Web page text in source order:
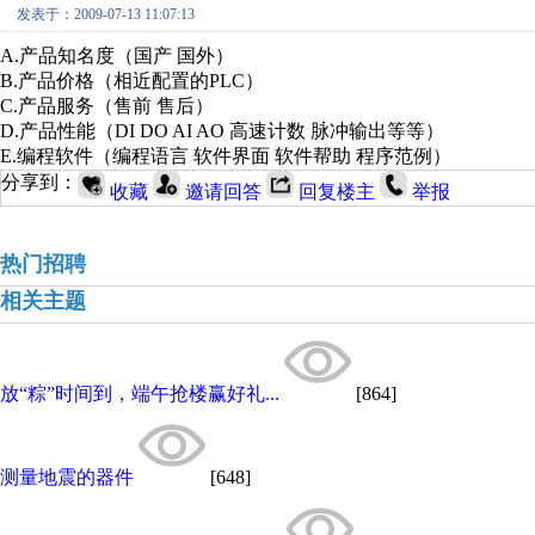
发表于：2009-07-13 11:07:13
A.产品知名度（国产 国外）
B.产品价格（相近配置的PLC）
C.产品服务（售前 售后）
D.产品性能（DI DO AI AO 高速计数 脉冲输出等等）
E.编程软件（编程语言 软件界面 软件帮助 程序范例）
分享到：
收藏 邀请回答 回复楼主 举报
热门招聘
相关主题
放“粽”时间到，端午抢楼赢好礼... [864]
测量地震的器件 [648]